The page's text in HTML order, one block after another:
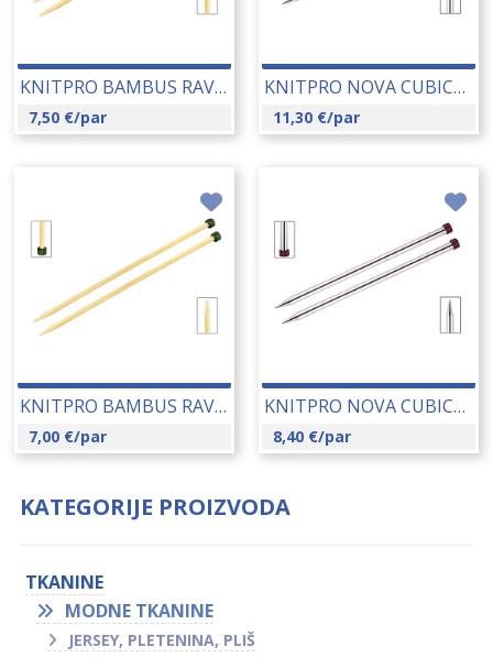
KNITPRO BAMBUS RAVNE IGLE 4.00 MM (22357) 14182
7,50 €/par
KNITPRO NOVA CUBICS RAVNE IGLE 3.00 MM (12293) 14194
11,30 €/par
KNITPRO BAMBUS RAVNE IGLE 3.00 MM (22355) 14180
7,00 €/par
KNITPRO NOVA CUBICS RAVNE IGLE 5.00 MM (12299) 14198
8,40 €/par
KATEGORIJE PROIZVODA
TKANINE
MODNE TKANINE
JERSEY, PLETENINA, PLIŠ